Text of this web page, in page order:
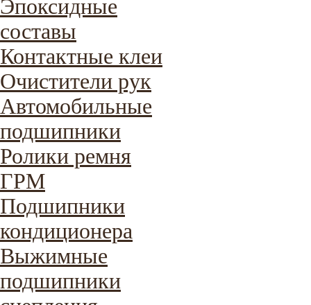
Эпоксидные
составы
Контактные клеи
Очистители рук
Автомобильные
подшипники
Ролики ремня
ГРМ
Подшипники
кондиционера
Выжимные
подшипники